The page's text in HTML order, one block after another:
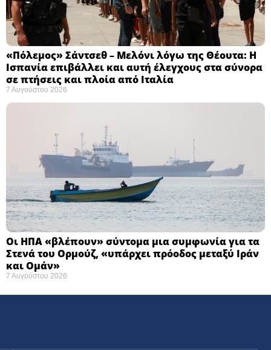
«Πόλεμος» Σάντσεθ – Μελόνι λόγω της Θέουτα: Η
Ισπανία επιβάλλει και αυτή έλεγχους στα σύνορα
σε πτήσεις και πλοία από Ιταλία
7 Αυγούστου 2026
Οι ΗΠΑ «βλέπουν» σύντομα μια συμφωνία για τα
Στενά του Ορμούζ, «υπάρχει πρόοδος μεταξύ Ιράν
και Ομάν»
7 Αυγούστου 2026